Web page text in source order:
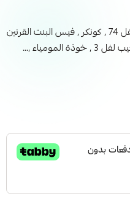
لمشاهدة فيديو للحساب اضغط هنا لفل 74 , كونكر , فيس البنت القرنين